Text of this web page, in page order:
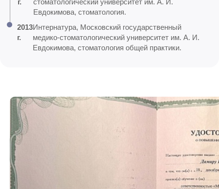
г.
стоматологический университет им. А. И.
Евдокимова, стоматология.
2013
г.
Интернатура, Московский государственный
медико-стоматологический университет им. А. И.
Евдокимова, стоматология общей практики.